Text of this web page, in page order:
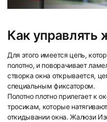
17
19
Как управлять
Для этого имеется цепь,
полотно, и поворачивает
створка окна открывается,
специальным фиксатором.
Полотно плотно прилегает к
тросикам, которые
откидывании окна. Жалюзи